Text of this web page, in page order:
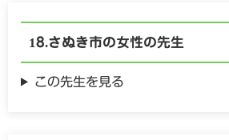
さぬき市の女性の先生
この先生を見る